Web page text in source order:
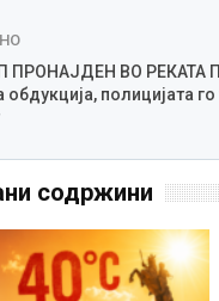
ПРОНАЈДЕН ВО РЕКАТА
обдукција, полицијата
содржини